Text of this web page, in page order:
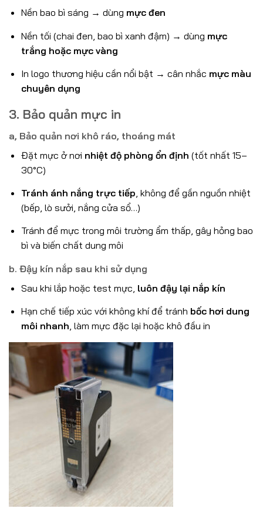
Nền bao bì sáng → dùng mực đen
Nền tối (chai đen, bao bì xanh đậm) → dùng mực
trắng hoặc mực vàng
In logo thương hiệu cần nổi bật → cân nhắc mực màu
chuyên dụng
3. Bảo quản mực in
a, Bảo quản nơi khô ráo, thoáng mát
Đặt mực ở nơi nhiệt độ phòng ổn định (tốt nhất 15–
30°C)
Tránh ánh nắng trực tiếp , không để gần nguồn nhiệt
(bếp, lò sưởi, nắng cửa sổ…)
Tránh để mực trong môi trường ẩm thấp, gây hỏng bao
bì và biến chất dung môi
b. Đậy kín nắp sau khi sử dụng
Sau khi lắp hoặc test mực, luôn đậy lại nắp kín
Hạn chế tiếp xúc với không khí để tránh bốc hơi dung
môi nhanh, làm mực đặc lại hoặc khô đầu in